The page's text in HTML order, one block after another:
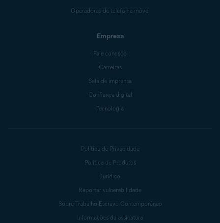
Operadoras de telefonia móvel
Empresa
Fale conosco
Carreiras
Sala de imprensa
Confiança digital
Tecnologia
Política de Privacidade
Política de Produtos
Jurídico
Reportar vulnerabilidade
Sobre Trabalho Escravo Contemporâneo
Informações da assinatura